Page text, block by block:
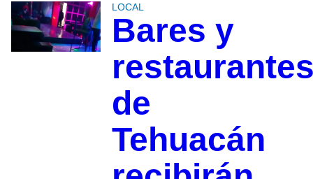
LOCAL
Bares y
de
Tehuacán